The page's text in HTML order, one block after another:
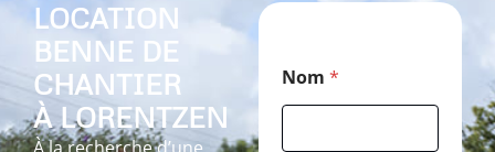
LOCATION
BENNE DE
CHANTIER
À LORENTZEN
Nom *
m
*
*